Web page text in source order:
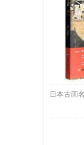
日本古画